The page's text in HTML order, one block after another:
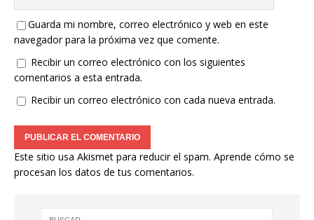
Guarda mi nombre, correo electrónico y web en este
navegador para la próxima vez que comente.
Recibir un correo electrónico con los siguientes
comentarios a esta entrada.
Recibir un correo electrónico con cada nueva entrada.
Este sitio usa Akismet para reducir el spam. Aprende cómo se
procesan los datos de tus comentarios.